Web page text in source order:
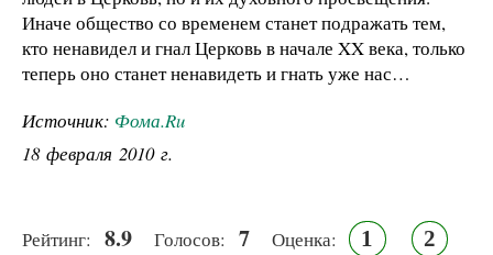
Иначе общество со временем станет подражать тем,
кто ненавидел и гнал Церковь в начале XX века, только
теперь оно станет ненавидеть и гнать уже нас…
Источник: Фома.Ru
18 февраля 2010 г.
Рейтинг: 8.9 Голосов: 7 Оценка: 1 2